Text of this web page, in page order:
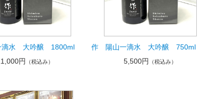
水 大吟醸 1800ml
円
（税込み）
作 陽山一滴水 大吟醸 750ml
5,500円
（税込み）